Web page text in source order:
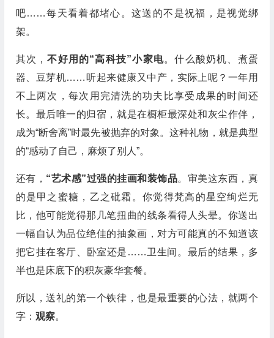
吧……每天看着都堵心。这送的不是祝福，是视觉绑
架。
其次，不好用的“高科技”小家电。什么酸奶机、煮蛋
器、豆芽机……听起来健康又中产，实际上呢？一年用
不上两次，每次用完清洗的功夫比享受成果的时间还
长。最后唯一的归宿，就是在橱柜最深处和灰尘作伴，
成为“断舍离”时最先被抛弃的对象。这种礼物，就是典型
的“感动了自己，麻烦了别人”。
还有， “艺术感”过强的挂画和装饰品。审美这东西，真
的是甲之蜜糖，乙之砒霜。你觉得梵高的星空绚烂无
比，他可能觉得那几笔扭曲的线条看得人头晕。你送出
一幅自认为品位绝佳的抽象画，对方可能真的不知道该
把它挂在客厅、卧室还是……卫生间。最后的结果，多
半也是床底下的积灰豪华套餐。
所以，送礼的第一个铁律，也是最重要的心法，就两个
字： 观察。